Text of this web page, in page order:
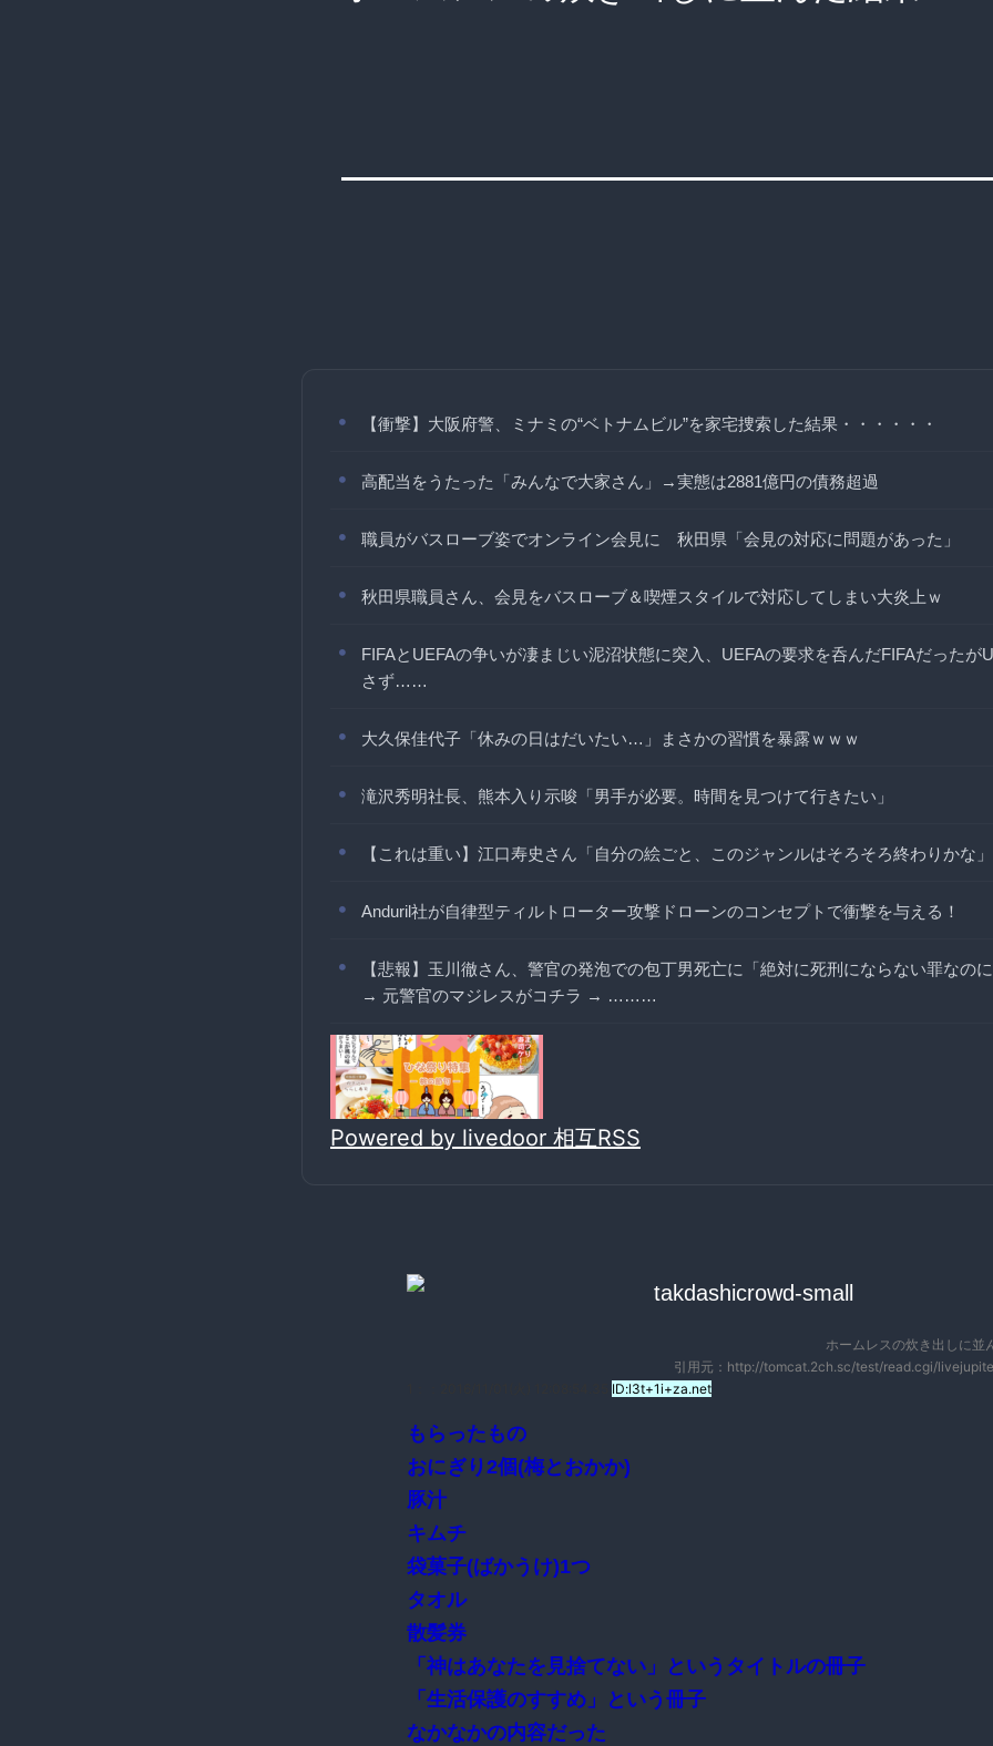
【衝撃】大阪府警、ミナミの“ベトナムビル”を家宅捜索した結果・・・・・・
高配当をうたった「みんなで大家さん」→実態は2881億円の債務超過
職員がバスローブ姿でオンライン会見に 秋田県「会見の対応に問題があった」
秋田県職員さん、会見をバスローブ＆喫煙スタイルで対応してしまい大炎上ｗ
FIFAとUEFAの争いが凄まじい泥沼状態に突入、UEFAの要求を呑んだFIFAだったが
さず……
大久保佳代子「休みの日はだいたい…」まさかの習慣を暴露ｗｗｗ
滝沢秀明社長、熊本入り示唆「男手が必要。時間を見つけて行きたい」
【これは重い】江口寿史さん「自分の絵ごと、このジャンルはそろそろ終わりかな」
Anduril社が自律型ティルトローター攻撃ドローンのコンセプトで衝撃を与える！
【悲報】玉川徹さん、警官の発泡での包丁男死亡に「絶対に死刑にならない罪なの
→ 元警官のマジレスがコチラ → ………
Powered by livedoor 相互RSS
ホームレスの炊き出しに
引用元：http://tomcat.2ch.sc/test/read.cgi/
ID:l3t+1i+za.net
もらったもの
おにぎり2個(梅とおかか)
豚汁
キムチ
袋菓子(ばかうけ)1つ
タオル
散髪券
「神はあなたを見捨てない」というタイトルの冊子
「生活保護のすすめ」という冊子
なかなかの内容だった